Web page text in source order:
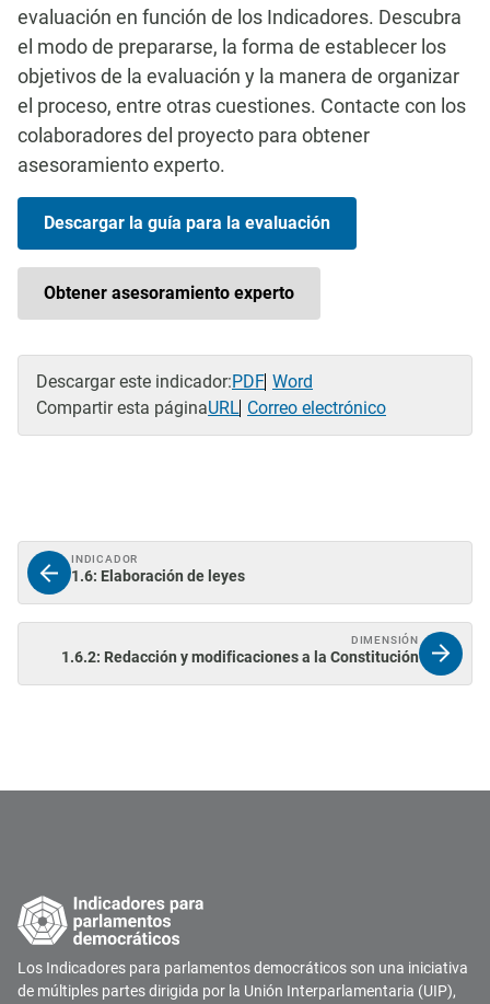
evaluación en función de los Indicadores. Descubra
el modo de prepararse, la forma de establecer los
objetivos de la evaluación y la manera de organizar
el proceso, entre otras cuestiones. Contacte con los
colaboradores del proyecto para obtener
asesoramiento experto.
Descargar la guía para la evaluación
Obtener asesoramiento experto
Descargar este indicador:PDF Word
Compartir esta páginaURL Correo electrónico
INDICADOR
1.6: Elaboración de leyes
DIMENSIÓN
1.6.2: Redacción y modificaciones a la Constitución
Los Indicadores para parlamentos democráticos son una iniciativa
de múltiples partes dirigida por la Unión Interparlamentaria (UIP),